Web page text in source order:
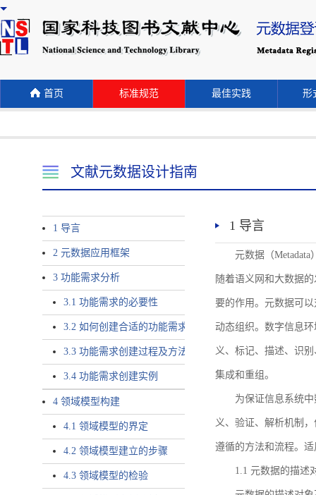
首页 标准规范 最佳实践 形
文献元数据设计指南
1 导言
2 元数据应用框架
3 功能需求分析
3.1 功能需求的必要性
3.2 如何创建合适的功能需求
3.3 功能需求创建过程及方法
3.4 功能需求创建实例
4 领域模型构建
4.1 领域模型的界定
4.2 领域模型建立的步骤
4.3 领域模型的检验
1 导言
元数据（
随着语义网和大数据
要的作用。元数据可
动态组织。数字信息
义、标记、描述、识
集成和重组。
为保证信息系统
义、验证、解析机制
遵循的方法和流程。
1.1 元数据的描述